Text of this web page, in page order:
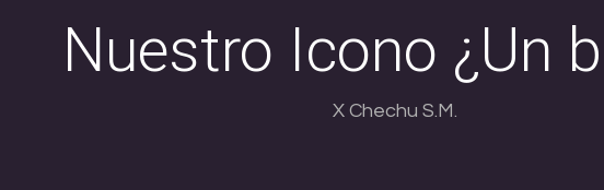
Nuestro Icono ¿Un
X Chechu S.M.